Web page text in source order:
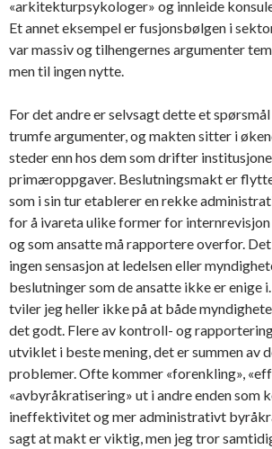
«arkitekturpsykologer» og innleide
Et annet eksempel er fusjonsbølgen i
var massiv og tilhengernes argumenter
men til ingen nytte.
For det andre er selvsagt dette et
trumfe argumenter, og makten sitter i
steder enn hos dem som drifter
primæroppgaver. Beslutningsmakt er
som i sin tur etablerer en rekke
for å ivareta ulike former for
og som ansatte må rapportere overfor.
ingen sensasjon at ledelsen eller
beslutninger som de ansatte ikke er enige
tviler jeg heller ikke på at både
det godt. Flere av kontroll- og
utviklet i beste mening, det er summen av
problemer. Ofte kommer «forenkling»,
«avbyråkratisering» ut i andre enden som
ineffektivitet og mer administrativt
sagt at makt er viktig, men jeg tror